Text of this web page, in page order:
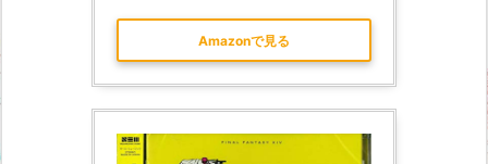
Amazonで見る